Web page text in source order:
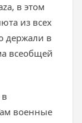
в этом
из всех
держали в
всеобщей
военные